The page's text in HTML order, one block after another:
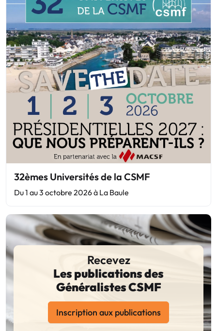
32èmes Universités de la CSMF
Du 1 au 3 octobre 2026 à La Baule
Recevez
Les publications des
Généralistes CSMF
Inscription aux publications